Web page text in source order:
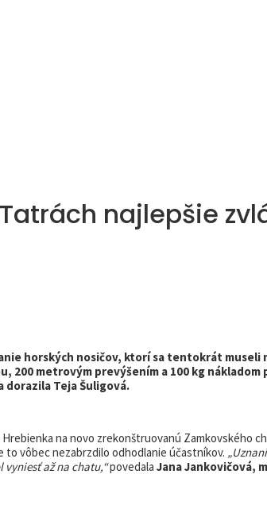
najlepšie
horských nosičov, ktorí sa tentokrát museli
200 metrovým prevýšením a 100 kg nákladom
dorazila Teja Šuligová.
na novo zrekonštruovanú Zamkovského
vôbec nezabrzdilo odhodlanie účastníkov.
vyniesť až na chatu,“povedala Jana Jankovičová,